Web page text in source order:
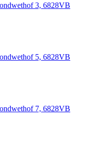
3, 6828VB
5, 6828VB
7, 6828VB